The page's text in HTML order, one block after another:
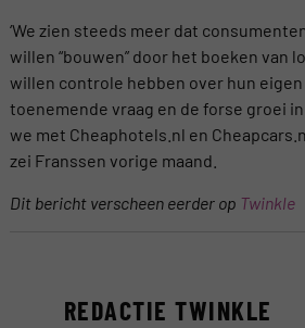
‘We zien steeds meer dat
willen “bouwen” door het boeken van
willen controle hebben over hun eigen
toenemende vraag en de forse groei
we met Cheaphotels.nl en
zei Franssen vorige maand.
Dit bericht verscheen eerder op Twinkle
REDACTIE TWINKLE